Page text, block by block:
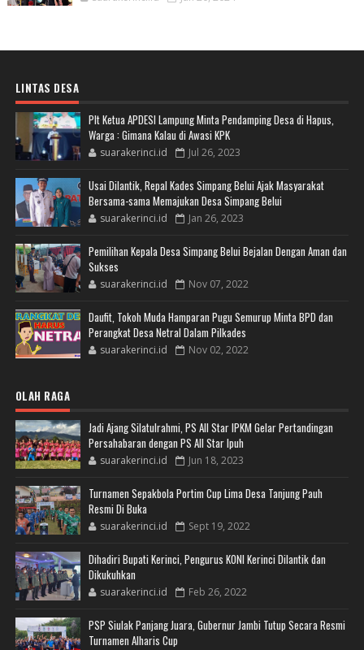
LINTAS DESA
Plt Ketua APDESI Lampung Minta Pendamping Desa di Hapus,
Warga : Gimana Kalau di Awasi KPK
suarakerinci.id Jul 26, 2023
Usai Dilantik, Repal Kades Simpang Belui Ajak Masyarakat
Bersama-sama Memajukan Desa Simpang Belui
suarakerinci.id Jan 26, 2023
Pemilihan Kepala Desa Simpang Belui Bejalan Dengan Aman dan
Sukses
suarakerinci.id Nov 07, 2022
Daufit, Tokoh Muda Hamparan Pugu Semurup Minta BPD dan
Perangkat Desa Netral Dalam Pilkades
suarakerinci.id Nov 02, 2022
OLAH RAGA
Jadi Ajang Silatulrahmi, PS All Star IPKM Gelar Pertandingan
Persahabaran dengan PS All Star Ipuh
suarakerinci.id Jun 18, 2023
Turnamen Sepakbola Portim Cup Lima Desa Tanjung Pauh
Resmi Di Buka
suarakerinci.id Sept 19, 2022
Dihadiri Bupati Kerinci, Pengurus KONI Kerinci Dilantik dan
Dikukuhkan
suarakerinci.id Feb 26, 2022
PSP Siulak Panjang Juara, Gubernur Jambi Tutup Secara Resmi
Turnamen Alharis Cup